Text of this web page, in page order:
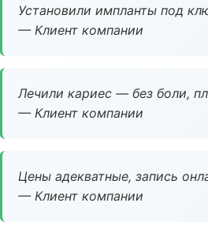
Установили импланты под
— Клиент компании
Лечили кариес — без боли,
— Клиент компании
Цены адекватные, запись
— Клиент компании